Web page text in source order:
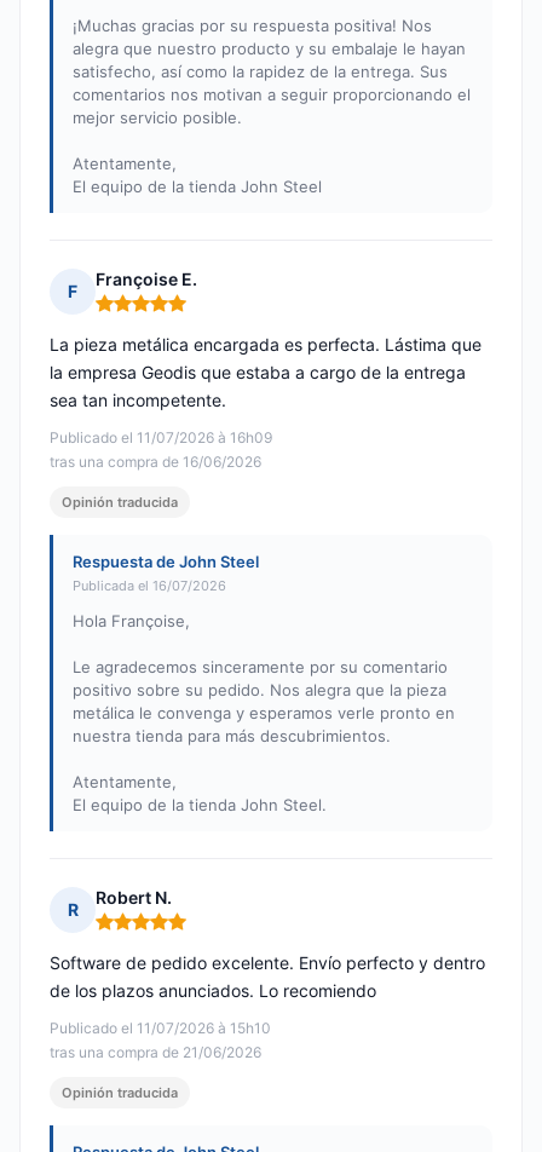
¡Muchas gracias por su respuesta positiva! Nos
alegra que nuestro producto y su embalaje le hayan
satisfecho, así como la rapidez de la entrega. Sus
comentarios nos motivan a seguir proporcionando el
mejor servicio posible.
Atentamente,
El equipo de la tienda John Steel
F
Françoise E.
Nota: 5 de 5
Publicado el 11/07/2026 à 16h09
tras una compra de 16/06/2026
La pieza metálica encargada es perfecta. Lástima que
la empresa Geodis que estaba a cargo de la entrega
sea tan incompetente.
Opinión traducida
Respuesta de John Steel
Publicada el 16/07/2026
Hola Françoise,
Le agradecemos sinceramente por su comentario
positivo sobre su pedido. Nos alegra que la pieza
metálica le convenga y esperamos verle pronto en
nuestra tienda para más descubrimientos.
Atentamente,
El equipo de la tienda John Steel.
R
Robert N.
Nota: 5 de 5
Publicado el 11/07/2026 à 15h10
tras una compra de 21/06/2026
Software de pedido excelente. Envío perfecto y dentro
de los plazos anunciados. Lo recomiendo
Opinión traducida